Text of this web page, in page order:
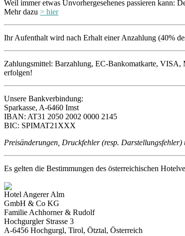
Weil immer etwas Unvorhergesehenes passieren kann:
Mehr dazu > hier
Ihr Aufenthalt wird nach Erhalt einer Anzahlung (40%
Zahlungsmittel: Barzahlung, EC-Bankomatkarte,
erfolgen!
Unsere Bankverbindung:
Sparkasse, A-6460 Imst
IBAN: AT31 2050 2002 0000 2145
BIC: SPIMAT21XXX
Preisänderungen, Druckfehler (resp.
Es gelten die Bestimmungen des österreichischen
Hotel Angerer Alm
GmbH & Co KG
Familie Achhorner & Rudolf
Hochgurgler Strasse 3
A-6456 Hochgurgl, Tirol, Ötztal, Österreich